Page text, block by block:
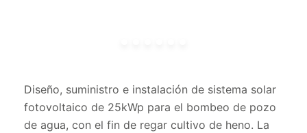
Diseño, suministro e instalación de sistema solar
fotovoltaico de 25kWp para el bombeo de pozo
de agua, con el fin de regar cultivo de heno. La